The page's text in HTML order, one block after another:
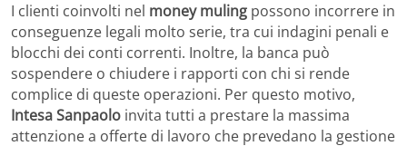
I clienti coinvolti nel money muling possono incorrere in
conseguenze legali molto serie, tra cui indagini penali e
blocchi dei conti correnti. Inoltre, la banca può
sospendere o chiudere i rapporti con chi si rende
complice di queste operazioni. Per questo motivo,
Intesa Sanpaolo invita tutti a prestare la massima
attenzione a offerte di lavoro che prevedano la gestione